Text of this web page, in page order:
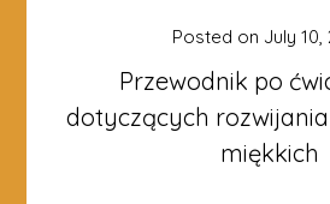
Przewodnik po
dotyczących
miękkich
Posted on July 10,